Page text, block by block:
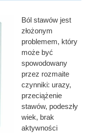
Ból stawów jest
złożonym
problemem, który
może być
spowodowany
przez rozmaite
czynniki: urazy,
przeciążenie
stawów, podeszły
wiek, brak
aktywności